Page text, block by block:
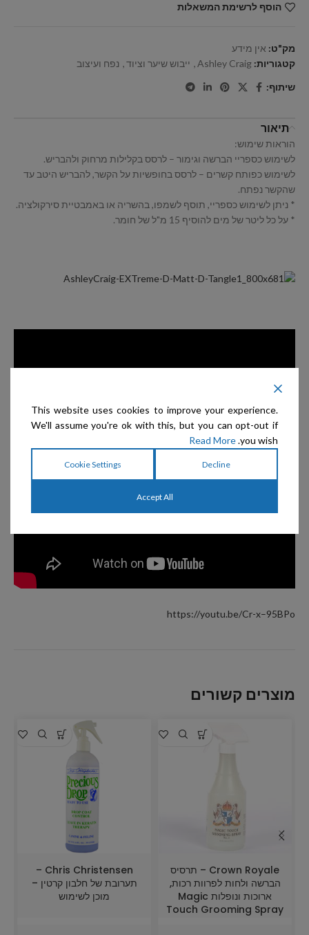
הוסף לרשימת המשאלות
מק"ט: אין מידע
קטגוריות: Ashley Craig
, ייבוש שיער וציוד, נפח ועיצוב
שיתוף:
תיאור
הוראות שימוש:
לשימוש כספריי הברשה וגימור – לרסס בקלילות מרחוק ולהבריש.
לשימוש כפותח קשרים – לרסס בחופשיות על הקשר, להבריש היטב עד
שהקשר נפתח.
* ניתן לשימוש כספריי, תוסף לשמפו, בהשריה או באמבטיית סירקולציה.
* על כל ליטר של מים להוסיף 15 מ"ל של חומר.
https://youtu.be/Cr-x–95BPo
מוצרים קשורים
Crown Royale – תרסיס
הברשה ולחות לפרוות רכות,
ארוכות ונופלות Magic
Touch Grooming Spray
Chris Christensen –
תערובת של חלבון קרטין –
מוכן לשימוש
This website uses cookies to improve your experience.
We'll assume you're ok with this, but you can opt-out if
you wish.
Read More
Decline
Cookie Settings
Accept All